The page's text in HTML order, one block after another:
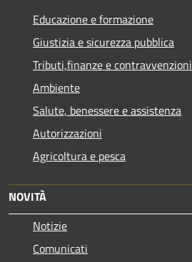
Educazione e formazione
Giustizia e sicurezza pubblica
Tributi,finanze e contravvenzioni
Ambiente
Salute, benessere e assistenza
Autorizzazioni
Agricoltura e pesca
NOVITÀ
Notizie
Comunicati